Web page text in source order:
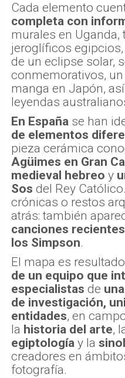
Cada elemento
completa con
murales en Uganda,
jeroglíficos
de un eclipse solar,
conmemorativos,
manga en Japón,
leyendas
En España se han
de elementos
pieza cerámica
Agüimes en Gran
medieval hebreo y
Sos del Rey
crónicas o restos
atrás: también
canciones recientes
los Simpson.
El mapa es
de un equipo que
especialistas de
de investigación,
entidades, en
la historia del arte,
egiptología y la
creadores en
fotografía.